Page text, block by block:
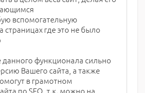
вспомогательную
где это не было
функционала сильно
Вашего сайта, а также
в грамотном
по SEO, т.к. можно на